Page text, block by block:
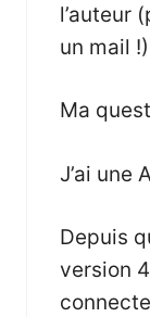
l’auteur
un mail !)
Ma
J’ai une
Depuis
version